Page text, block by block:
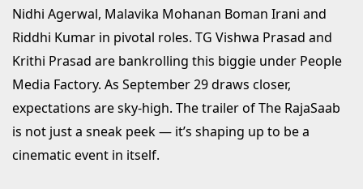
Nidhi Agerwal, Malavika Mohanan Boman Irani and
Riddhi Kumar in pivotal roles. TG Vishwa Prasad and
Krithi Prasad are bankrolling this biggie under People
Media Factory. As September 29 draws closer,
expectations are sky-high. The trailer of The RajaSaab
is not just a sneak peek — it’s shaping up to be a
cinematic event in itself.